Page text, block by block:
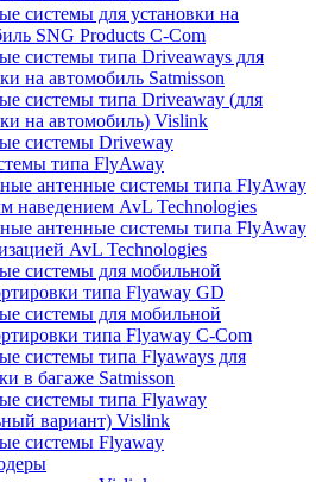
системы для установки на
SNG Products C-Com
системы типа Driveaways для
на автомобиль Satmisson
системы типа Driveaway (для
на автомобиль) Vislink
системы Driveway
типа FlyAway
антенные системы типа FlyAway
наведением AvL Technologies
антенные системы типа FlyAway
AvL Technologies
системы для мобильной
типа Flyaway GD
системы для мобильной
типа Flyaway C-Com
системы типа Flyaways для
в багаже Satmisson
системы типа Flyaway
вариант) Vislink
системы Flyaway